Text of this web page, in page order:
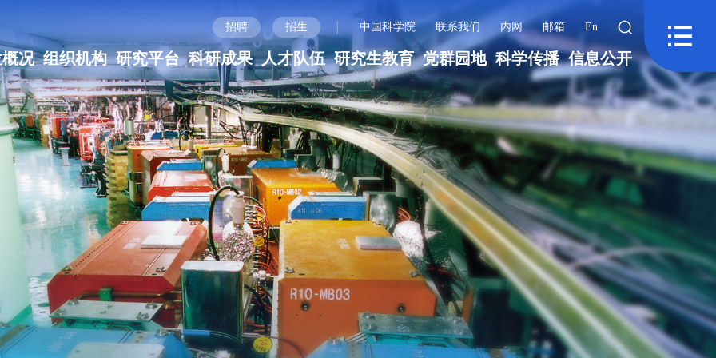
招聘 招生 | 中国科学院 联系我们 内网 邮箱 En
况 组织机构 研究平台 科研成果 人才队伍 研究生教育 党群园地 科学传播 信息公开